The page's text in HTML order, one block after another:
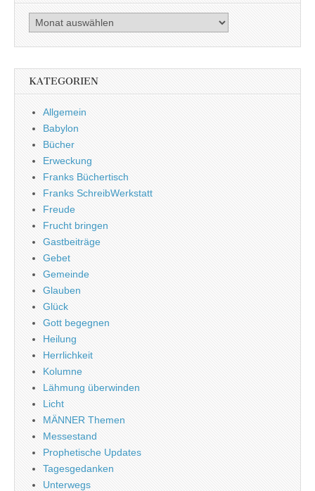
Archiv
KATEGORIEN
Allgemein
Babylon
Bücher
Erweckung
Franks Büchertisch
Franks SchreibWerkstatt
Freude
Frucht bringen
Gastbeiträge
Gebet
Gemeinde
Glauben
Glück
Gott begegnen
Heilung
Herrlichkeit
Kolumne
Lähmung überwinden
Licht
MÄNNER Themen
Messestand
Prophetische Updates
Tagesgedanken
Unterwegs